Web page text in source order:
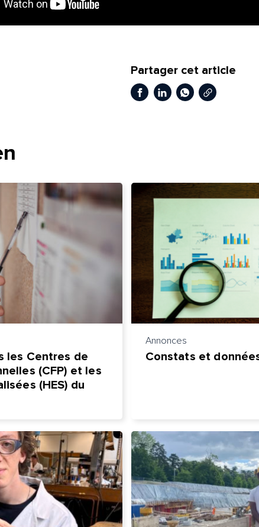
Partager cet article
Facebook
LinkedInWhatsApp
Copier le
les Centres de
(CFP) et les
(HES) du
Annonces
Constats et